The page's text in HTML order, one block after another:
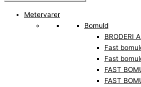
Metervarer
Bomuld
BRODERI
Fast
Fast
FAST
FAST